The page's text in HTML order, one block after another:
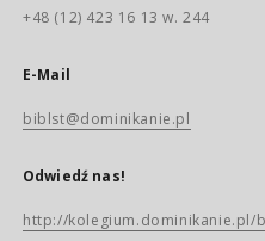
+48 (12) 423 16 13 w. 244
E-Mail
biblst@dominikanie.pl
Odwiedź nas!
http://kolegium.dominikanie.pl/